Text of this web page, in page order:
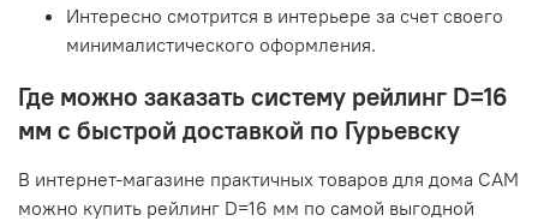
Интересно смотрится в интерьере за счет своего
минималистического оформления.
Где можно заказать систему рейлинг D=16
мм с быстрой доставкой по Гурьевску
В интернет-магазине практичных товаров для дома САМ
можно купить рейлинг D=16 мм по самой выгодной